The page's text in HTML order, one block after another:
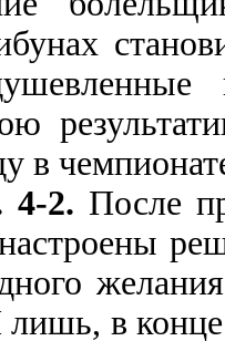
в
4-2. После
в